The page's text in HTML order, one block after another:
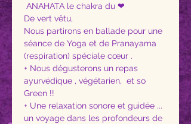
ANAHATA le chakra du ❤
De vert vêtu,
Nous partirons en ballade pour une
séance de Yoga et de Pranayama
(respiration) spéciale cœur .
+ Nous dégusterons un repas
ayurvédique , végétarien,  et so
Green !!
+ Une relaxation sonore et guidée ...
un voyage dans les profondeurs de